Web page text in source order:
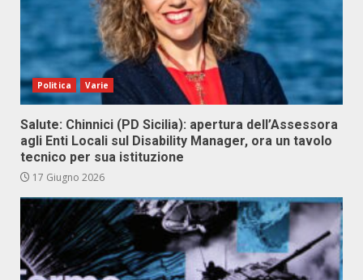
Politica Varie
Salute: Chinnici (PD Sicilia): apertura dell’Assessora
agli Enti Locali sul Disability Manager, ora un tavolo
tecnico per sua istituzione
17 Giugno 2026